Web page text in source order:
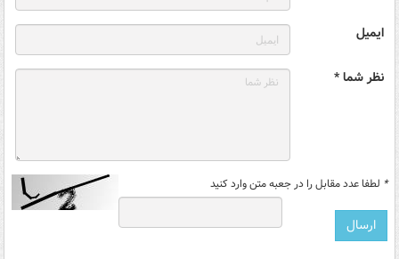
ایمیل
نظر شما *
* لطفا عدد مقابل را در جعبه متن وارد کنید